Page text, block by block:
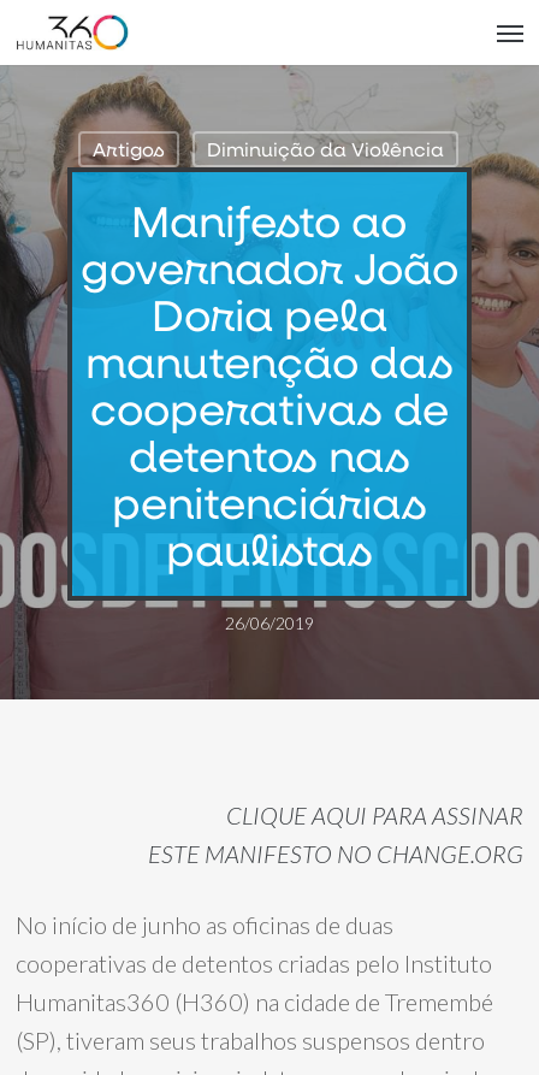
to
main
content
Artigos Diminuição da Violência
Manifesto ao
governador João
Doria pela
manutenção das
cooperativas de
detentos nas
penitenciárias
paulistas
26/06/2019
CLIQUE AQUI PARA ASSINAR
ESTE MANIFESTO NO CHANGE.ORG
No início de junho as oficinas de duas
cooperativas de detentos criadas pelo Instituto
Humanitas360 (H360) na cidade de Tremembé
(SP), tiveram seus trabalhos suspensos dentro